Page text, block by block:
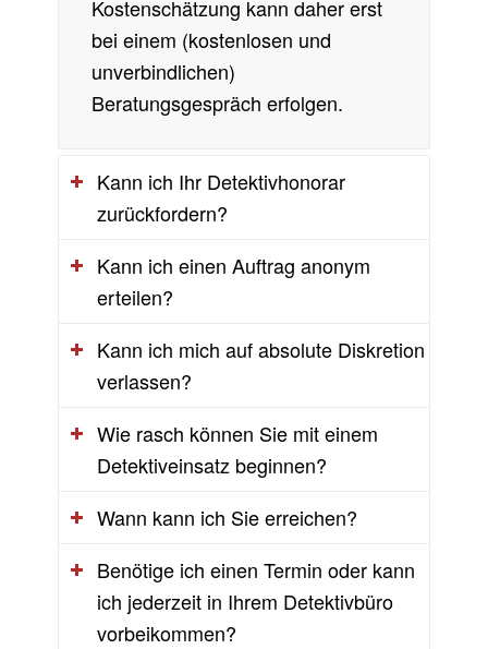
Kostenschätzung kann daher erst
bei einem (kostenlosen und
unverbindlichen)
Beratungsgespräch erfolgen.
Kann ich Ihr Detektivhonorar
zurückfordern?
Kann ich einen Auftrag anonym
erteilen?
Kann ich mich auf absolute Diskretion
verlassen?
Wie rasch können Sie mit einem
Detektiveinsatz beginnen?
Wann kann ich Sie erreichen?
Benötige ich einen Termin oder kann
ich jederzeit in Ihrem Detektivbüro
vorbeikommen?